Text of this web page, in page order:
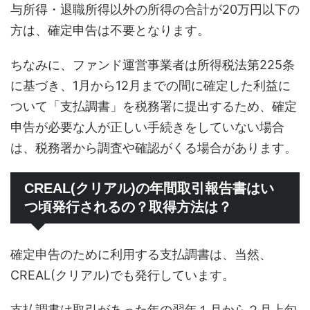
与所得・退職所得以外の所得の合計が20万円以下の
方は、確定申告は不要となります。
ちなみに、ファンド運営事業者は所得税法第225条
に基づき、1月から12月までの間に確定した利益に
ついて「支払調書」を税務署に提出するため、確定
申告が必要な人が正しい手続きをしていない場合
は、税務署から調査や確認がくる場合があります。
CREAL(クリアル)の年間取引報告書はい
つ頃発行されるの？取得方法は？
確定申告のために利用する支払調書は、当然、
CREAL(クリアル)でも発行しています。